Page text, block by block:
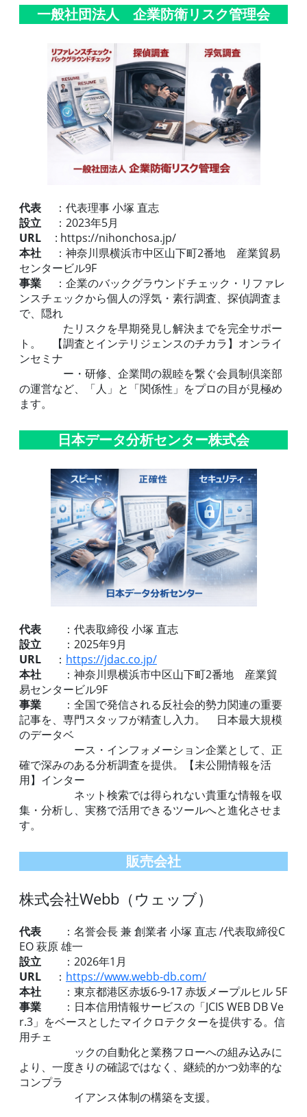
一般社団法人 企業防衛リスク管理会
代表 ：代表理事 小塚 直志
設立 ：2023年5月
URL : https://nihonchosa.jp/
本社 ：神奈川県横浜市中区山下町2番地 産業貿易
センタービル9F
事業 ：企業のバックグラウンドチェック・リファレ
ンスチェックから個人の浮気・素行調査、探偵調査ま
で、隠れ
たリスクを早期発見し解決までを完全サポー
ト。 【調査とインテリジェンスのチカラ】オンライ
ンセミナ
ー・研修、企業間の親睦を繋ぐ会員制倶楽部
の運営など、「人」と「関係性」をプロの目が見極め
ます。
日本データ分析センター株式会
代表 ：代表取締役 小塚 直志
設立 ：2025年9月
URL ： https://jdac.co.jp/
本社：神奈川県横浜市中区山下町2番地 産業貿
易センタービル9F
事業 ：全国で発信される反社会的勢力関連の重要
記事を、専門スタッフが精査し入力。 日本最大規模
のデータベ
ース・インフォメーション企業として、正
確で深みのある分析調査を提供。【未公開情報を活
用】インター
ネット検索では得られない貴重な情報を収
集・分析し、実務で活用できるツールへと進化させま
す。
販売会社
株式会社Webb（ウェッブ）
代表 ：名誉会長 兼 創業者 小塚 直志 /代表取締役C
EO 萩原 雄一
設立 ：2026年1月
URL ： https://www.webb-db.com/
本社 ：東京都港区赤坂6-9-17 赤坂メープルヒル 5F
事業 ：日本信用情報サービスの「JCIS WEB DB Ve
r.3」をベースとしたマイクロテクターを提供する。信
用チェ
ックの自動化と業務フローへの組み込みに
より、一度きりの確認ではなく、継続的かつ効率的な
コンプラ
イアンス体制の構築を支援。